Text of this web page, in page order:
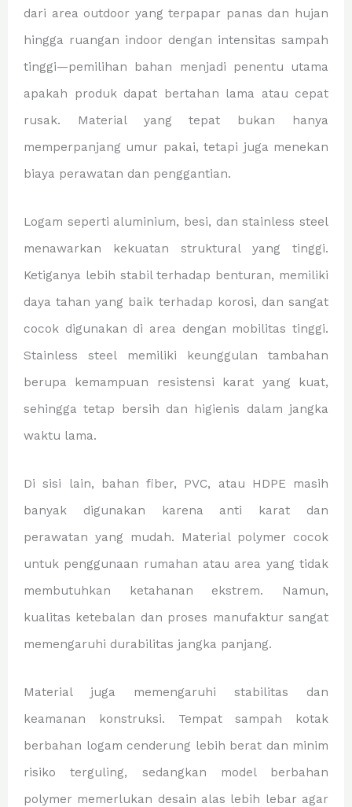
dari area outdoor yang terpapar panas dan hujan
hingga ruangan indoor dengan intensitas sampah
tinggi—pemilihan bahan menjadi penentu utama
apakah produk dapat bertahan lama atau cepat
rusak. Material yang tepat bukan hanya
memperpanjang umur pakai, tetapi juga menekan
biaya perawatan dan penggantian.
Logam seperti aluminium, besi, dan stainless steel
menawarkan kekuatan struktural yang tinggi.
Ketiganya lebih stabil terhadap benturan, memiliki
daya tahan yang baik terhadap korosi, dan sangat
cocok digunakan di area dengan mobilitas tinggi.
Stainless steel memiliki keunggulan tambahan
berupa kemampuan resistensi karat yang kuat,
sehingga tetap bersih dan higienis dalam jangka
waktu lama.
Di sisi lain, bahan fiber, PVC, atau HDPE masih
banyak digunakan karena anti karat dan
perawatan yang mudah. Material polymer cocok
untuk penggunaan rumahan atau area yang tidak
membutuhkan ketahanan ekstrem. Namun,
kualitas ketebalan dan proses manufaktur sangat
memengaruhi durabilitas jangka panjang.
Material juga memengaruhi stabilitas dan
keamanan konstruksi. Tempat sampah kotak
berbahan logam cenderung lebih berat dan minim
risiko terguling, sedangkan model berbahan
polymer memerlukan desain alas lebih lebar agar